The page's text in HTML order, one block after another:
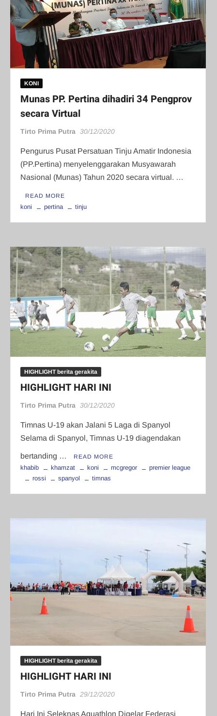
KONI
Munas PP. Pertina dihadiri 34 Pengprov
secara Virtual
Tirto Prima Putra 30/12/2020
Pengurus Pusat Persatuan Tinju Amatir Indonesia
(PP.Pertina) menyelenggarakan Musyawarah
Nasional (Munas) Tahun 2020 secara virtual. …
READ MORE
koni pertina tinju
HIGHLIGHT berita gerakita
HIGHLIGHT HARI INI
Tirto Prima Putra 30/12/2020
Timnas U-19 akan Jalani 5 Laga di Spanyol
Selama di Spanyol, Timnas U-19 diagendakan
bertanding … READ MORE
khabib khamzat koni mcgregor
premier league
rossi
spanyol timnas
HIGHLIGHT berita gerakita
HIGHLIGHT HARI INI
Tirto Prima Putra 29/12/2020
Hari Ini Seleknas Aquathlon Digelar Federasi